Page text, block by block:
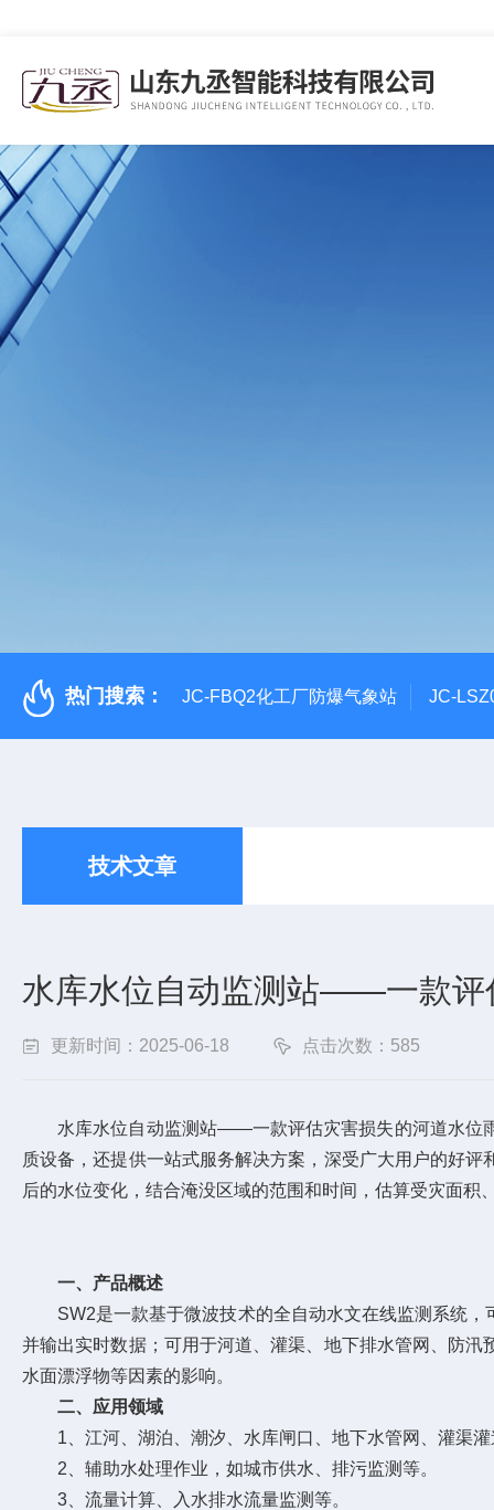
热门搜索： JC-FBQ2化工厂防爆气象站 JC-
技术文章
水库水位自动监测站——一款评
更新时间：2025-06-18 点击次数：585
水库水位自动监测站——一款评估灾害损失的河道水位雨
质设备，还提供一站式服务解决方案，深受广大用户的好
后的水位变化，结合淹没区域的范围和时间，估算受灾面积
一、产品概述
SW2是一款基于微波技术的全自动水文在线监测系统，
并输出实时数据；可用于河道、灌渠、地下排水管网、防
水面漂浮物等因素的影响。
二、应用领域
1、江河、湖泊、潮汐、水库闸口、地下水管网、灌渠灌
2、辅助水处理作业，如城市供水、排污监测等。
3、流量计算、入水排水流量监测等。